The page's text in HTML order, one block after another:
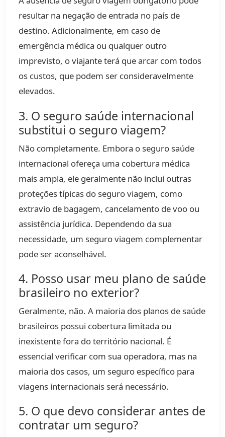
resultar na negação de entrada no país de
destino. Adicionalmente, em caso de
emergência médica ou qualquer outro
imprevisto, o viajante terá que arcar com todos
os custos, que podem ser consideravelmente
elevados.
3. O seguro saúde internacional
substitui o seguro viagem?
Não completamente. Embora o seguro saúde
internacional ofereça uma cobertura médica
mais ampla, ele geralmente não inclui outras
proteções típicas do seguro viagem, como
extravio de bagagem, cancelamento de voo ou
assistência jurídica. Dependendo da sua
necessidade, um seguro viagem complementar
pode ser aconselhável.
4. Posso usar meu plano de saúde
brasileiro no exterior?
Geralmente, não. A maioria dos planos de saúde
brasileiros possui cobertura limitada ou
inexistente fora do território nacional. É
essencial verificar com sua operadora, mas na
maioria dos casos, um seguro específico para
viagens internacionais será necessário.
5. O que devo considerar antes de
contratar um seguro?